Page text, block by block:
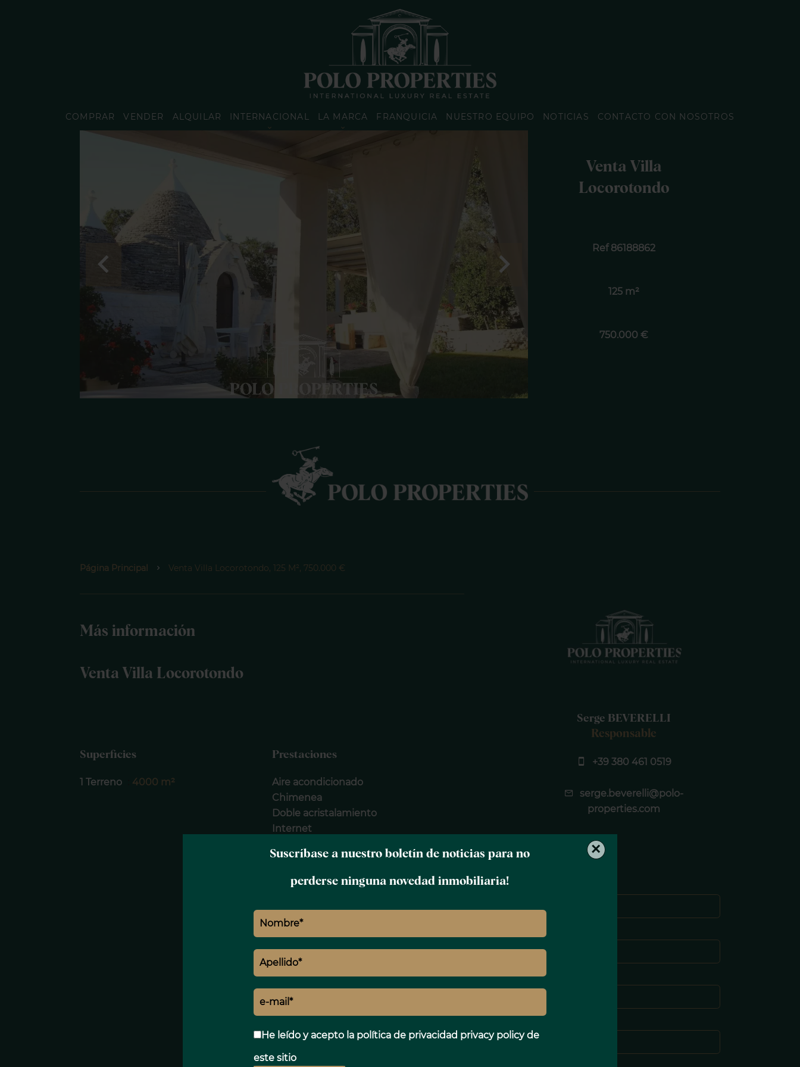
Suscríbase a nuestro boletín de noticias para no
perderse ninguna novedad inmobiliaria!
He leído y acepto la política de privacidad privacy policyde
este sitio
×
COMPRAR VENDER ALQUILAR INTERNACIONAL LA MARCA FRANQUICIA NUESTRO EQUIPO NOTICIAS CONTACTO CON NOSOTROS
Venta Villa
Locorotondo
Ref 86188862
125 m²
750.000 €
Página Principal Venta Villa Locorotondo, 125 M², 750.000 €
Más información
Venta Villa Locorotondo
Superficies
1 Terreno 4000 m²
Prestaciones
Aire acondicionado
Chimenea
Doble acristalamiento
Internet
Cochera
Sistema de riego
Barbacoa
Sistema de alarma
Portón eléctrico
Cámaras de seguridad
Videoportero
Serge BEVERELLI
Responsable
+39 380 461 0519
serge.beverelli@polo-
properties.com
E-mail *